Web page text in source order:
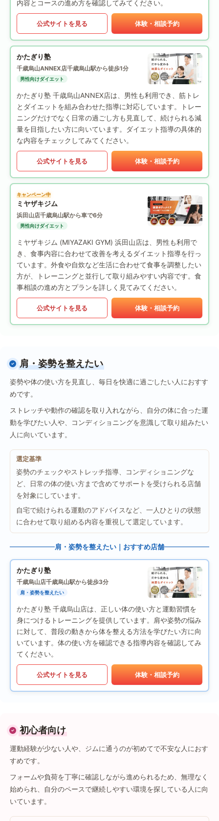
内容とコースの進め方を確認してみてください。
公式サイトを見る 体験・相談予約
かたぎり塾
千歳烏山ANNEX店千歳烏山駅から徒歩1分
男性向けダイエット
かたぎり塾 千歳烏山ANNEX店は、男性も利用でき、筋トレ
とダイエットを組み合わせた指導に対応しています。トレー
ニングだけでなく日常の過ごし方も見直して、続けられる減
量を目指したい方に向いています。ダイエット指導の具体的
な内容をチェックしてみてください。
公式サイトを見る 体験・相談予約
キャンペーン中
ミヤザキジム
浜田山店千歳烏山駅から車で6分
男性向けダイエット
ミヤザキジム (MIYAZAKI GYM) 浜田山店は、男性も利用で
き、食事内容に合わせて改善を考えるダイエット指導を行っ
ています。外食や自炊など生活に合わせて食事を調整したい
方が、トレーニングと並行して取り組みやすい内容です。食
事相談の進め方とプランを詳しく見てみてください。
公式サイトを見る 体験・相談予約
肩・姿勢を整えたい
姿勢や体の使い方を見直し、毎日を快適に過ごしたい人におすす
めです。
ストレッチや動作の確認を取り入れながら、自分の体に合った運
動を学びたい人や、コンディショニングを意識して取り組みたい
人に向いています。
選定基準
姿勢のチェックやストレッチ指導、コンディショニングな
ど、日常の体の使い方まで含めてサポートを受けられる店舗
を対象にしています。
自宅で続けられる運動のアドバイスなど、一人ひとりの状態
に合わせて取り組める内容を重視して選定しています。
肩・姿勢を整えたい｜おすすめ店舗
かたぎり塾
千歳烏山店千歳烏山駅から徒歩3分
肩・姿勢を整えたい
かたぎり塾 千歳烏山店は、正しい体の使い方と運動習慣を
身につけるトレーニングを提供しています。肩や姿勢の悩み
に対して、普段の動きから体を整える方法を学びたい方に向
いています。体の使い方を確認できる指導内容を確認してみ
てください。
公式サイトを見る 体験・相談予約
初心者向け
運動経験が少ない人や、ジムに通うのが初めてで不安な人におす
すめです。
フォームや負荷を丁寧に確認しながら進められるため、無理なく
始められ、自分のペースで継続しやすい環境を探している人に向
いています。